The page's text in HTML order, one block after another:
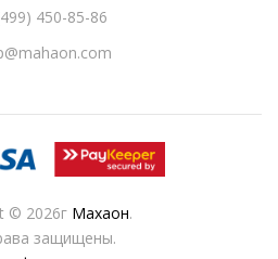
450-85-86
© 2026г Махаон.
защищены.